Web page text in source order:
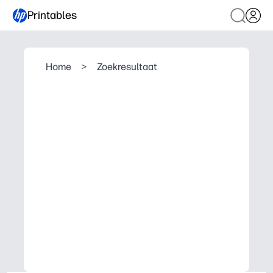
Printables
Home > Zoekresultaat